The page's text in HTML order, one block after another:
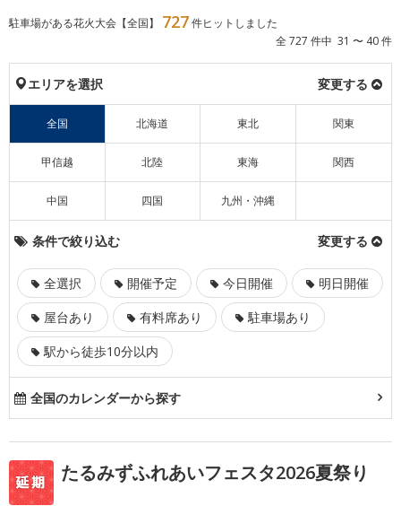
駐車場がある花火大会【全国】 727件ヒットしました
全 727 件中 31 〜 40 件
エリアを選択 変更する
全国 北海道 東北 関東
甲信越 北陸 東海 関西
中国 四国 九州・沖縄
条件で絞り込む 変更する
全選択 開催予定 今日開催
明日開催
屋台あり
有料席あり
駐車場あり
駅から徒歩10分以内
全国のカレンダーから探す
たるみずふれあいフェスタ2026夏祭り